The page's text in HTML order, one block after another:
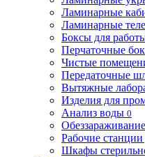
Ламинарные
Ламинарные
Боксы для
Перчаточные
Чистые
Передаточные
Вытяжные
Изделия для
Анализ воды 0
Обеззараживание
Рабочие
Шкафы